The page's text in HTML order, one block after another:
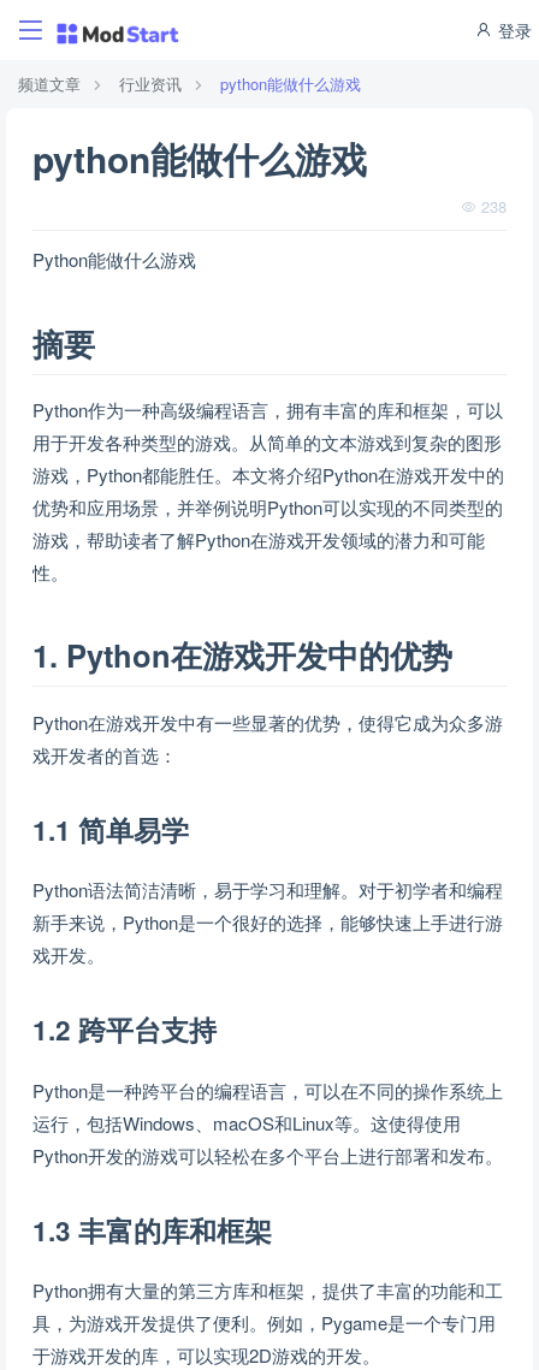
登录
频道文章 行业资讯 python能做什么游戏
python能做什么游戏
238
Python能做什么游戏
摘要
Python作为一种高级编程语言，拥有丰富的库和框架，可以
用于开发各种类型的游戏。从简单的文本游戏到复杂的图形
游戏，Python都能胜任。本文将介绍Python在游戏开发中的
优势和应用场景，并举例说明Python可以实现的不同类型的
游戏，帮助读者了解Python在游戏开发领域的潜力和可能
性。
1. Python在游戏开发中的优势
Python在游戏开发中有一些显著的优势，使得它成为众多游
戏开发者的首选：
1.1 简单易学
Python语法简洁清晰，易于学习和理解。对于初学者和编程
新手来说，Python是一个很好的选择，能够快速上手进行游
戏开发。
1.2 跨平台支持
Python是一种跨平台的编程语言，可以在不同的操作系统上
运行，包括Windows、macOS和Linux等。这使得使用
Python开发的游戏可以轻松在多个平台上进行部署和发布。
1.3 丰富的库和框架
Python拥有大量的第三方库和框架，提供了丰富的功能和工
具，为游戏开发提供了便利。例如，Pygame是一个专门用
于游戏开发的库，可以实现2D游戏的开发。